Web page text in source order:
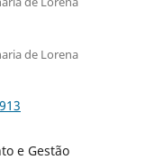
de Lorena
e Gestão